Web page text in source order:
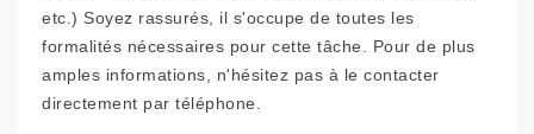
etc.) Soyez rassurés, il s'occupe de toutes les
formalités nécessaires pour cette tâche. Pour de plus
amples informations, n'hésitez pas à le contacter
directement par téléphone.